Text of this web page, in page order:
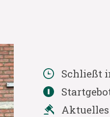
Schließt